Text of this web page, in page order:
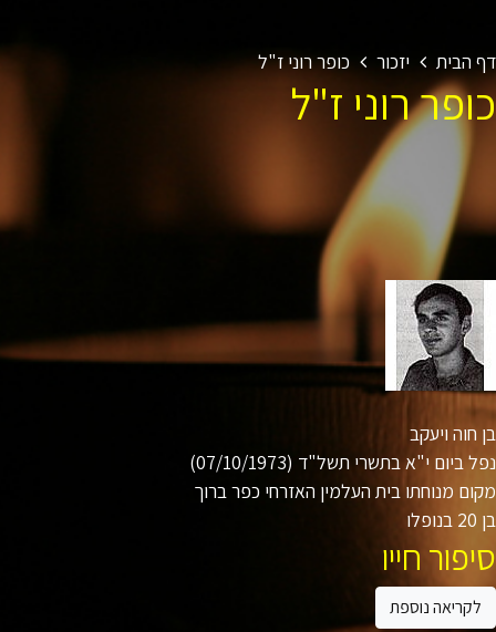
הבית יזכור כופר רוני ז"ל
רוני ז"ל
ויעקב
ביום י"א בתשרי תשל"ד (07/10/1973)
מנוחתו בית העלמין האזרחי כפר ברוך
חייו
נוספת